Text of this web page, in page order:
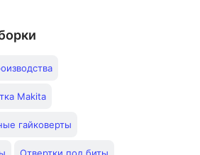
Makita
гайковерты